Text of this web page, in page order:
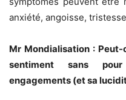
anxiété, angoisse,
Mr Mondialisation : Peut-
sentiment sans
engagements (et sa